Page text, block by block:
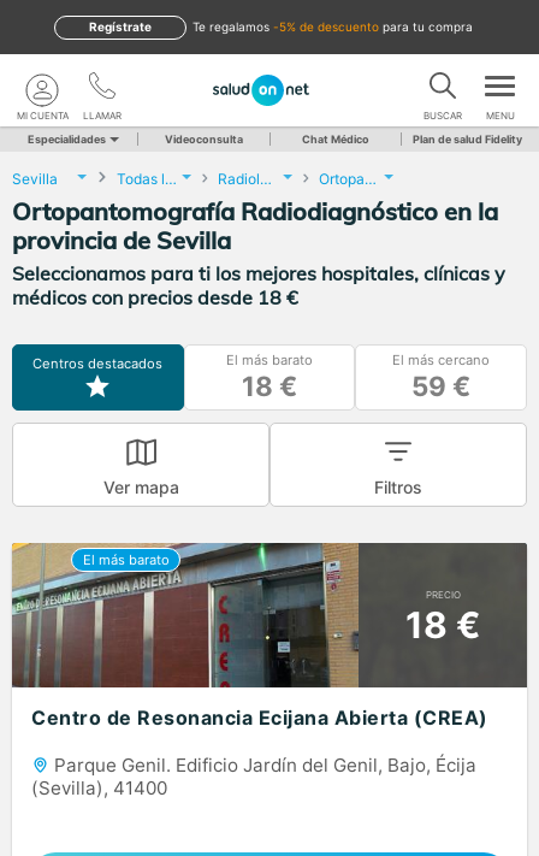
te regalamos -5% de descuento para tu compra
Regístrate
LLAMAR
MI CUENTA BUSCAR MENU
Especialidades Videoconsulta Chat Médico Plan de salud Fidelity
Sevilla Todas las localidades Radiología Ortopantomografía Radiodiagnóstico
Ortopantomografía Radiodiagnóstico en la
provincia de Sevilla
Seleccionamos para ti los mejores hospitales, clínicas y
médicos con precios desde 18 €
Centros destacados El más barato
18 €
El más cercano
59 €
Ver mapa Filtros
PRECIO
18 €
Centro de Resonancia Ecijana Abierta (CREA)
Parque Genil. Edificio Jardín del Genil, Bajo, Écija
(Sevilla), 41400